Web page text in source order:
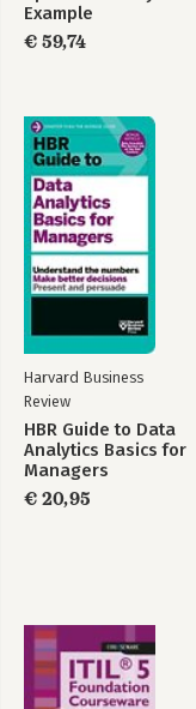
Example
€ 59,74
Harvard Business
Review
HBR Guide to Data
Analytics Basics for
Managers
€ 20,95